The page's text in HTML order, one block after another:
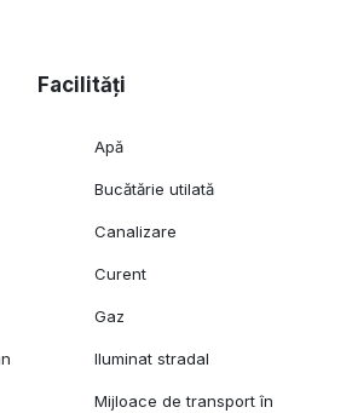
Facilități
Apă
Bucătărie utilată
Canalizare
Curent
Gaz
Iluminat stradal
Mijloace de transport în